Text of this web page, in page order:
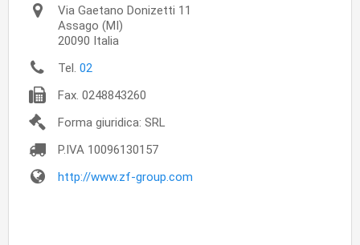
Via Gaetano Donizetti 11
Assago (MI)
20090 Italia
Tel. 02
Fax. 0248843260
Forma giuridica: SRL
P.IVA 10096130157
http://www.zf-group.com